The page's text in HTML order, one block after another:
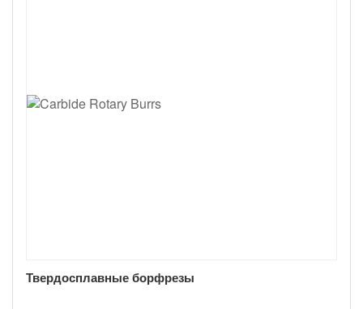
Твердосплавные борфрезы